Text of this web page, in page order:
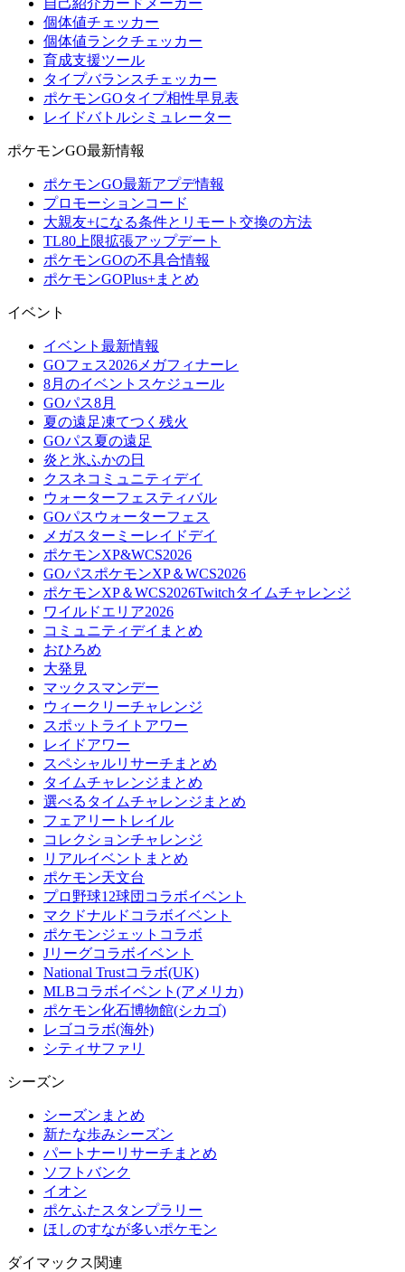
自己紹介カードメーカー
個体値チェッカー
個体値ランクチェッカー
育成支援ツール
タイプバランスチェッカー
ポケモンGOタイプ相性早見表
レイドバトルシミュレーター
ポケモンGO最新情報
ポケモンGO最新アプデ情報
プロモーションコード
大親友+になる条件とリモート交換の方法
TL80上限拡張アップデート
ポケモンGOの不具合情報
ポケモンGOPlus+まとめ
イベント
イベント最新情報
GOフェス2026メガフィナーレ
8月のイベントスケジュール
GOパス8月
夏の遠足凍てつく残火
GOパス夏の遠足
炎と氷ふかの日
クスネコミュニティデイ
ウォーターフェスティバル
GOパスウォーターフェス
メガスターミーレイドデイ
ポケモンXP&WCS2026
GOパスポケモンXP＆WCS2026
ポケモンXP＆WCS2026Twitchタイムチャレンジ
ワイルドエリア2026
コミュニティデイまとめ
おひろめ
大発見
マックスマンデー
ウィークリーチャレンジ
スポットライトアワー
レイドアワー
スペシャルリサーチまとめ
タイムチャレンジまとめ
選べるタイムチャレンジまとめ
フェアリートレイル
コレクションチャレンジ
リアルイベントまとめ
ポケモン天文台
プロ野球12球団コラボイベント
マクドナルドコラボイベント
ポケモンジェットコラボ
Jリーグコラボイベント
National Trustコラボ(UK)
MLBコラボイベント(アメリカ)
ポケモン化石博物館(シカゴ)
レゴコラボ(海外)
シティサファリ
シーズン
シーズンまとめ
新たな歩みシーズン
パートナーリサーチまとめ
ソフトバンク
イオン
ポケふたスタンプラリー
ほしのすなが多いポケモン
ダイマックス関連